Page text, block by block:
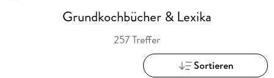
Grundkochbücher & Lexika
257 Treffer
Sortieren